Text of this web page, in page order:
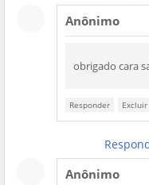
Anônimo
obrigado cara
Responder Excluir
Anônimo